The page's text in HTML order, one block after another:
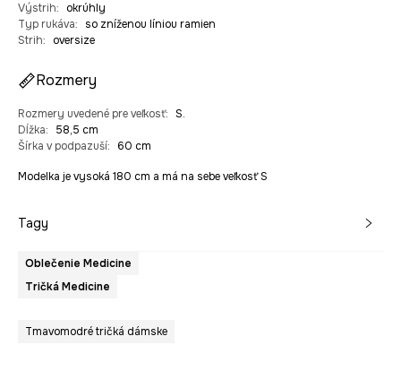
Výstrih:
okrúhly
Typ rukáva:
so zníženou líniou ramien
Strih: oversize
Rozmery
Rozmery uvedené pre veľkosť: S.
Dĺžka:
58,5 cm
Šírka v podpazuší: 60 cm
Modelka je vysoká 180 cm a má na sebe veľkosť S
Tagy
Oblečenie Medicine
Tričká Medicine
Tmavomodré tričká dámske